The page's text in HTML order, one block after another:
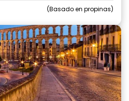
Basado en propinas